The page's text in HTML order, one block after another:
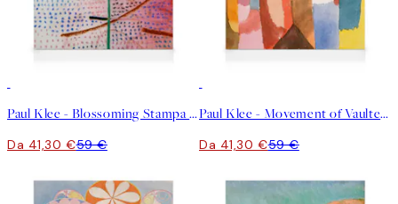
Paul Klee - Blossoming Stampa su Tela
Da 41,30 €59 €
Paul Klee - Movement of Vaulted Chambers Stampa su Tela
Da 41,30 €59 €